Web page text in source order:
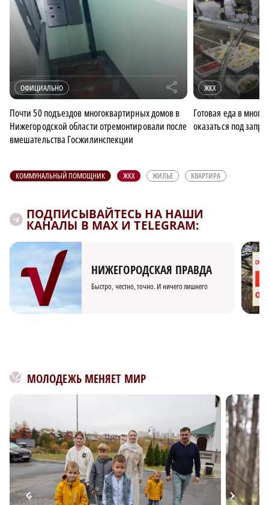
ОФИЦИАЛЬНО r
Почти 50 подъездов многоквартирных домов в
Нижегородской области отремонтировали после
вмешательства Госжилинспекции
ЖКХ
Готовая еда в
оказаться под
КОММУНАЛЬНЫЙ ПОМОЩНИК ЖКХ ЖИЛЬЕ КВАРТИРА
ПОДПИСЫВАЙТЕСЬ НА НАШИ
КАНАЛЫ В MAX И TELEGRAM:
НИЖЕГОРОДСКАЯ ПРАВДА
Быстро, честно, точно. И ничего лишнего
МОЛОДЕЖЬ МЕНЯЕТ МИР